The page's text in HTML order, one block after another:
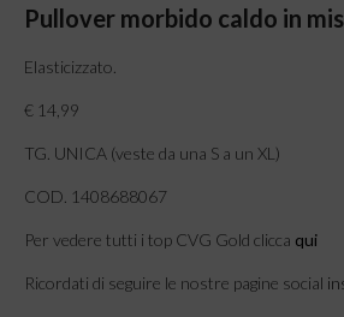
Pullover morbido caldo in
Elasticizzato.
€ 14,99
TG. UNICA (veste da una S a un XL)
COD. 1408688067
Per vedere tutti i top CVG Gold clicca qui
Ricordati di seguire le nostre pagine social